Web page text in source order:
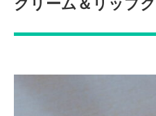
クリーム＆リップ